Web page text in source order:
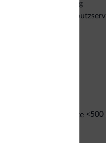
Chemische Reinigung
Kostenloser
Boutiquen/Geschäfte <500